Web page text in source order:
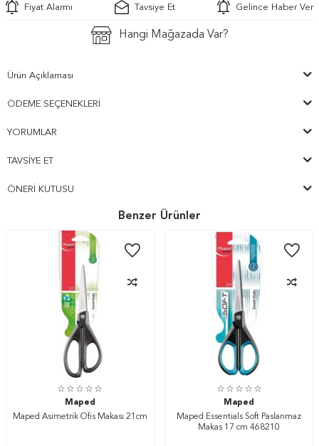
Fiyat Alarmı Tavsiye Et Gelince Haber Ver
Hangi Mağazada Var?
Ürün Açıklaması
ÖDEME SEÇENEKLERI
YORUMLAR
TAVSIYE ET
ÖNERI KUTUSU
Benzer Ürünler
Maped
Maped Asimetrik Ofis Makası 21cm
Maped
Maped Essentials Soft Paslanmaz
Makas 17 cm 468210